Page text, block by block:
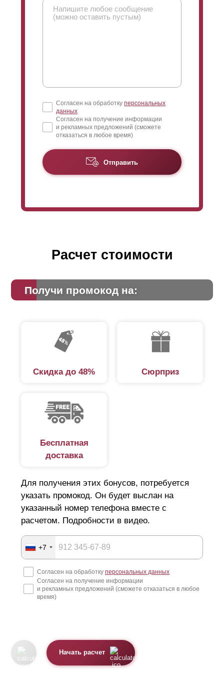
находящиеся за забором вас, не видят, а вы их
обзора еще и с улицы, то тогда можно
Согласен на обработку персональных
данных
Согласен на получение информации
и рекламных предложений (сможете
отказаться в любое время)
Отправить
Расчет стоимости
Получи промокод на:
Скидка до 48% Сюрприз
Бесплатная
доставка
Для получения этих бонусов, потребуется
указать промокод. Он будет выслан на
указанный номер телефона вместе с
расчетом. Подробности в видео.
+7
Согласен на обработку персональных данных
Согласен на получение информации
и рекламных предложений (сможете отказаться в любое
время)
Начать расчет